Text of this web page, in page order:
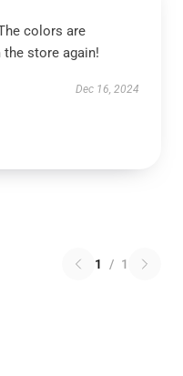
colors are
store again!
Dec 16, 2024
1 / 1